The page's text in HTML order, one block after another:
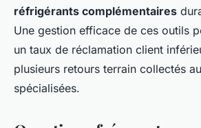
réfrigérants complémentaires
Une gestion efficace de ces outils
un taux de réclamation client
plusieurs retours terrain collectés
spécialisées.